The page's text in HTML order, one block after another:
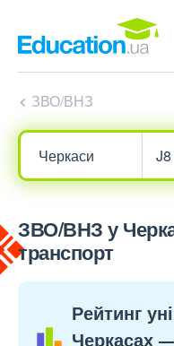
ЗВО/ВНЗ
ЗВО/ВНЗ у
транспорт
Рейтинг
Черкасах